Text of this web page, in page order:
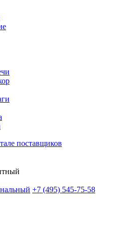
поставщиков
+7 (495) 545-75-58